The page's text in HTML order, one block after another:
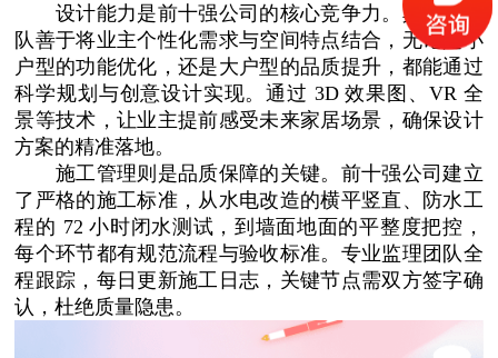
设计能力是前十强公司的核心竞争力。其设计团
队善于将业主个性化需求与空间特点结合，无论是小
户型的功能优化，还是大户型的品质提升，都能通过
科学规划与创意设计实现。通过 3D 效果图、VR 全
景等技术，让业主提前感受未来家居场景，确保设计
方案的精准落地。
施工管理则是品质保障的关键。前十强公司建立
了严格的施工标准，从水电改造的横平竖直、防水工
程的 72 小时闭水测试，到墙面地面的平整度把控，
每个环节都有规范流程与验收标准。专业监理团队全
程跟踪，每日更新施工日志，关键节点需双方签字确
认，杜绝质量隐患。